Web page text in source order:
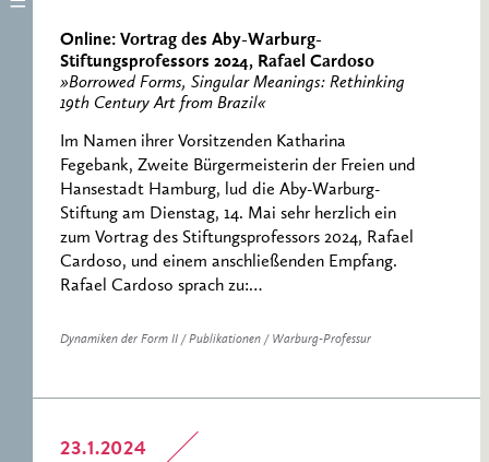
Online: Vortrag des Aby-Warburg-
Stiftungsprofessors 2024, Rafael Cardoso
»Borrowed Forms, Singular Meanings: Rethinking
19th Century Art from Brazil«
Im Namen ihrer Vorsitzenden Katharina
Fegebank, Zweite Bürgermeisterin der Freien und
Hansestadt Hamburg, lud die Aby-Warburg-
Stiftung am Dienstag, 14. Mai sehr herzlich ein
zum Vortrag des Stiftungsprofessors 2024, Rafael
Cardoso, und einem anschließenden Empfang.
Rafael Cardoso sprach zu:…
Dynamiken der Form II / Publikationen / Warburg-Professur
23.1.2024